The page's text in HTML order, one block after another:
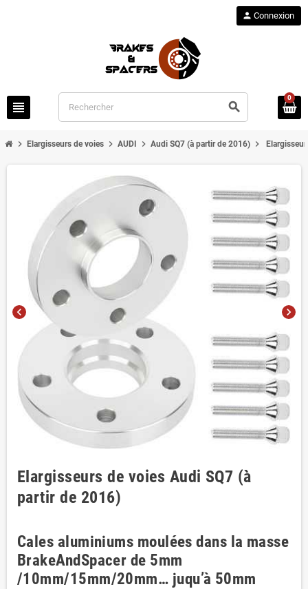
view_headline search
person Connexion
0
chevron_right Elargisseurs de voies chevron_right AUDI chevron_right Audi SQ7 (à partir de 2016) chevron_right
chevron_left chevron_right
Elargisseurs de voies Audi SQ7 (à
partir de 2016)
Cales aluminiums moulées dans la masse
BrakeAndSpacer de 5mm
/10mm/15mm/20mm… juqu’à 50mm